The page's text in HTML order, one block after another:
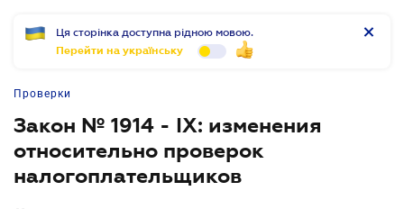
Ця сторінка доступна рідною мовою.
Перейти на українську
Проверки
Закон № 1914 - IX: изменения
относительно проверок
налогоплательщиков